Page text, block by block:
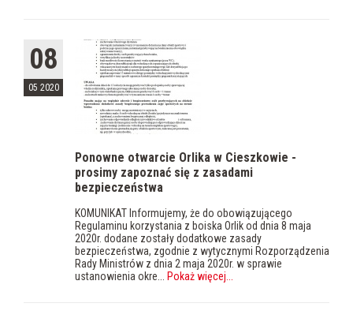
08
05 2020
Ponowne otwarcie Orlika w Cieszkowie -
prosimy zapoznać się z zasadami
bezpieczeństwa
KOMUNIKAT Informujemy, że do obowiązującego
Regulaminu korzystania z boiska Orlik od dnia 8 maja
2020r. dodane zostały dodatkowe zasady
bezpieczeństwa, zgodnie z wytycznymi Rozporządzenia
Rady Ministrów z dnia 2 maja 2020r. w sprawie
ustanowienia okre...
Pokaż więcej